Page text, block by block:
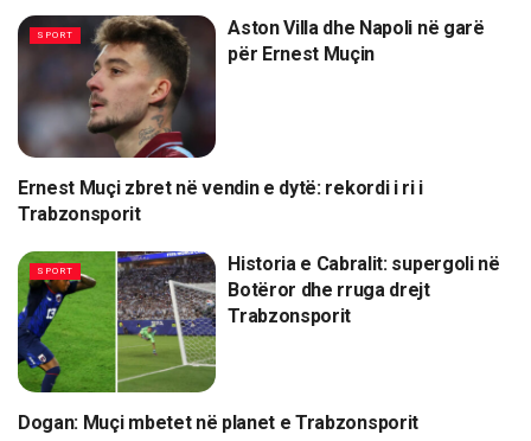
SPORT
Aston Villa dhe Napoli në garë
për Ernest Muçin
SPORT
Ernest Muçi zbret në vendin e dytë: rekordi i ri i
Trabzonsporit
SPORT
Historia e Cabralit: supergoli në
Botëror dhe rruga drejt
Trabzonsporit
SPORT
Dogan: Muçi mbetet në planet e Trabzonsporit